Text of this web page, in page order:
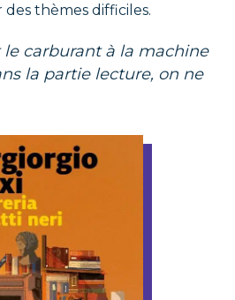
thèmes difficiles.
le carburant à la machine
la partie lecture, on ne